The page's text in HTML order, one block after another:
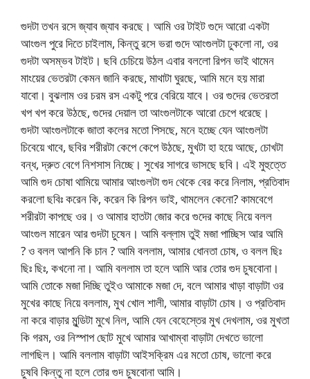
গুদটা তখন রসে জ্যাব জ্যাব করছে। আমি ওর টাইট গুদে আরো একটা
আংগুল পুরে দিতে চাইলাম, কিন্তু রসে ভরা গুদে আংগুলটা ঢুকলো না, ওর
গুদটা অসম্ভব টাইট। ছবি চেচিয়ে উঠল এবার বললো রিপন ভাই থামেন
মাংয়ের ভেতরটা কেমন জানি করছে, মাথাটা ঘুরছে, আমি মনে হয় মারা
যাবো। বুঝলাম ওর চরম রস একটু পরে বেরিয়ে যাবে। ওর গুদের ভেতরতা
খপ খপ করে উঠছে, গুদের দেয়াল তা আংগুলটাকে আরো চেপে ধরেছে।
গুদটা আংগুলটাকে জাতা কলের মতো পিসছে, মনে হচ্ছে যেন আংগুলটা
চিবেয়ে খাবে, ছবির শরীরটা কেপে কেপে উঠছে, মুখটা হা হয়ে আছে, চোখটা
বন্ধ, দ্রুত বেগে নিশসাস নিচ্ছে। সুখের সাগরে ভাসছে ছবি। এই মুহুত্তে
আমি গুদ চোষা থামিয়ে আমার আংগুলটা গুদ থেকে বের করে নিলাম, প্রতিবাদ
করলো ছবিঃ করেন কি, করেন কি রিপন ভাই, থামলেন কেনো? কামবেগে
শরীরটা কাপছে ওর। ও আমার হাতটা জোর করে গুদের কাছে নিয়ে বলল
আংগুল মারেন আর গুদটা চুষেন। আমি বল্লাম তুই মজা পাচ্ছিস আর আমি
? ও বলল আপনি কি চান ? আমি বললাম, আমার ধোনতা চোষ, ও বলল ছিঃ
ছিঃ ছিঃ, কখনো না। আমি বললাম তা হলে আমি আর তোর গুদ চুষবোনা।
আমি তোকে মজা দিচ্ছি তুইও আমাকে মজা দে, বলে আমার খাড়া বাড়াটা ওর
মুখের কাছে নিয়ে বললাম, মুখ খোল শালী, আমার বাড়াটা চোষ। ও প্রতিবাদ
না করে বাড়ার মুন্ডিটা মুখে নিল, আমি যেন বেহেস্তের মুখ দেখলাম, ওর মুখতা
কি গরম, ওর নিস্পাপ ছোট মুখে আমার আখাম্বা বাড়াটা দেখতে ভালো
লাগছিল। আমি বললাম বাড়াটা আইসক্রিম এর মতো চোষ, ভালো করে
চুষবি কিন্তু না হলে তোর গুদ চুষবোনা আমি।